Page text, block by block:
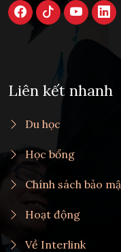
Liên kết nhanh
Du học
Học bổng
Chính sách bảo
Hoạt động
Về Interlink